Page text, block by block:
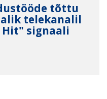
tõttu
telekanalil
Hit" signaali